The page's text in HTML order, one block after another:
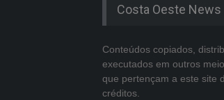
Costa Oeste News
Conteúdos copiados,
executados em outros
que pertençam a este site
créditos.